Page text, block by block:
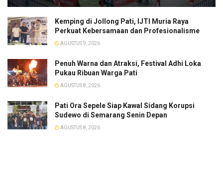
​Kemping di Jollong Pati, IJTI Muria Raya
Perkuat Kebersamaan dan Profesionalisme
AGUSTUS 9, 2026
Penuh Warna dan Atraksi, Festival Adhi Loka
Pukau Ribuan Warga Pati
AGUSTUS 8, 2026
Pati Ora Sepele Siap Kawal Sidang Korupsi
Sudewo di Semarang Senin Depan
AGUSTUS 8, 2026